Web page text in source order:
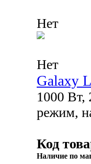
Нет
Нет
Galaxy
1000 Вт,
режим,
Код
Наличие по